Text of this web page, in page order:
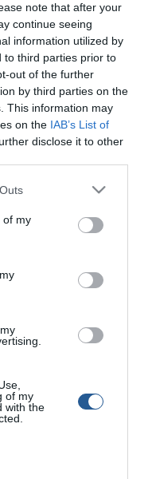
note that after your
continue seeing
information utilized by
to third parties prior to
out of the further
by third parties on the
This information may
on the IAB’s List of
disclose it to other
of my
of my
with the
2025
µεταφέρθηκε
Καλαµάκι,
σύγχρονο χώρο όπου
service σε Suzuki,
– Johnson
τους εξωλέµβιους